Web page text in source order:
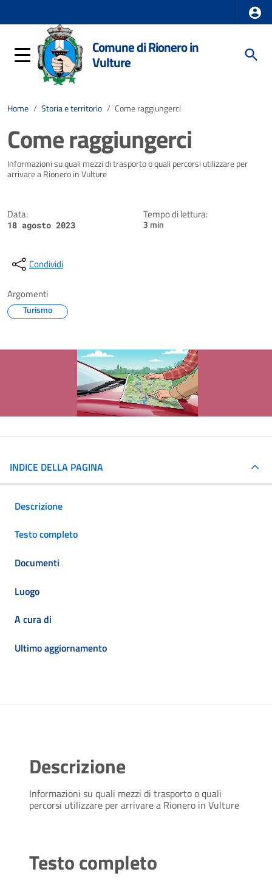
Comune di Rionero in
Vulture
Home / Storia e territorio / Come raggiungerci
Come raggiungerci
Dettagli della notizia
Informazioni su quali mezzi di trasporto o quali percorsi utilizzare per
arrivare a Rionero in Vulture
Data:
18 agosto 2023
Tempo di lettura:
3 min
Condividi
Argomenti
Turismo
INDICE DELLA PAGINA
Descrizione
Testo completo
Documenti
Luogo
A cura di
Ultimo aggiornamento
Descrizione
Informazioni su quali mezzi di trasporto o quali
percorsi utilizzare per arrivare a Rionero in Vulture
Testo completo